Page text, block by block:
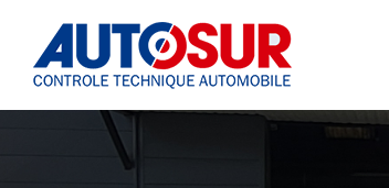
contenu
principal